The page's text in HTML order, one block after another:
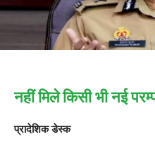
नहीं मिले किसी भी नई
प्रादेशिक डेस्क